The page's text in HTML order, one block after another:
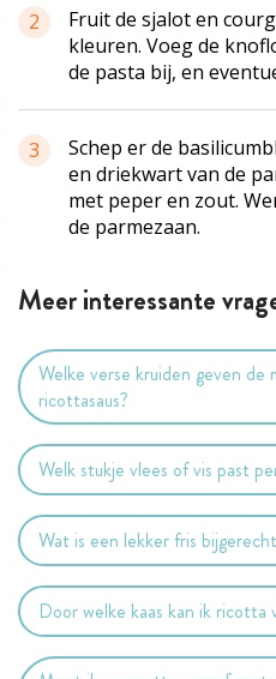
2
Fruit de sjalot en
kleuren. Voeg de
de pasta bij, en
3
Schep er de
en driekwart van de
met peper en zout.
de parmezaan.
Meer interessante
Welke verse kruiden geven de
ricottasaus?
Welk stukje vlees of vis past
Wat is een lekker fris
Door welke kaas kan ik ricotta